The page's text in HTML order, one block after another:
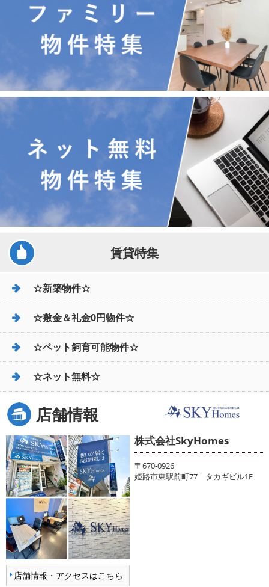
賃貸特集
☆新築物件☆
☆敷金＆礼金0円物件☆
☆ペット飼育可能物件☆
☆ネット無料☆
店舗情報
店舗情報・アクセスはこちら
株式会社SkyHomes
〒670-0926
姫路市東駅前町77 タカギビル1F